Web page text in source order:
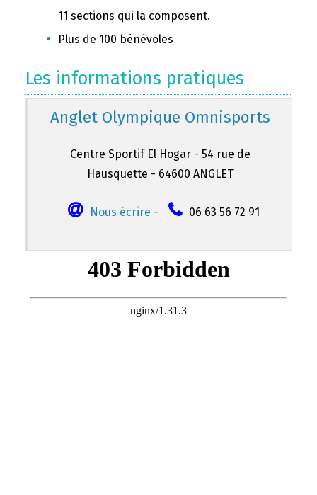
11 sections qui la composent.
Plus de 100 bénévoles
Les informations pratiques
Anglet Olympique Omnisports
Centre Sportif El Hogar - 54 rue de
Hausquette - 64600 ANGLET
Nous écrire - 06 63 56 72 91